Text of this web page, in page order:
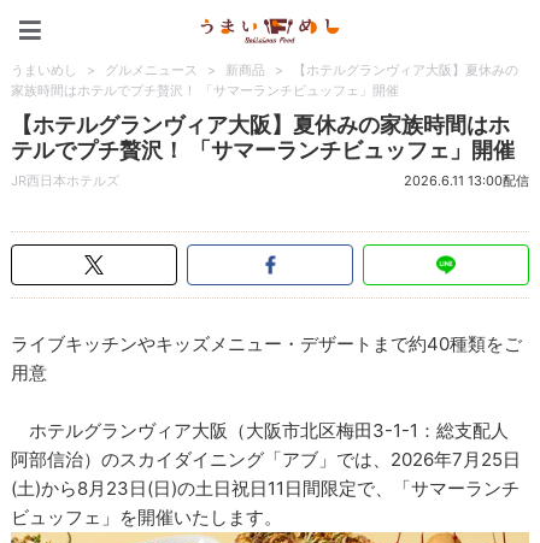
うまいめし > グルメニュース > 新商品 >
【ホテルグランヴィア大阪】夏休みの
家族時間はホテルでプチ贅沢！ 「サマーランチビュッフェ」開催
【ホテルグランヴィア大阪】夏休みの家族時間はホ
テルでプチ贅沢！ 「サマーランチビュッフェ」開催
JR西日本ホテルズ 2026.6.11 13:00配信
ライブキッチンやキッズメニュー・デザートまで約40種類をご
用意
ホテルグランヴィア大阪（大阪市北区梅田3-1-1：総支配人
阿部信治）のスカイダイニング「アブ」では、2026年7月25日
(土)から8月23日(日)の土日祝日11日間限定で、「サマーランチ
ビュッフェ」を開催いたします。